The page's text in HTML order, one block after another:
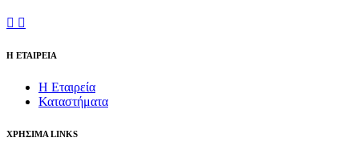
Η ΕΤΑΙΡΕΙΑ
Η Εταιρεία
Καταστήματα
ΧΡΗΣΙΜΑ LINKS